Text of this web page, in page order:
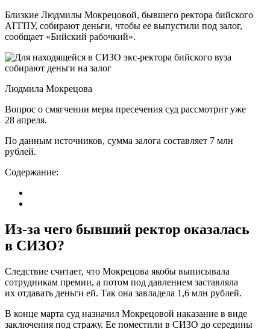
Близкие Людмилы Мокрецовой, бывшего ректора бийского
АГГПУ, собирают деньги, чтобы ее выпустили под залог,
сообщает «Бийский рабочкий».
Людмила Мокрецова
Вопрос о смягчении меры пресечения суд рассмотрит уже
28 апреля.
По данным источников, сумма залога составляет 7 млн
рублей.
Содержание:
Из-за чего бывший ректор оказалась
в СИЗО?
Следствие считает, что Мокрецова якобы выписывала
сотрудникам премии, а потом под давлением заставляла
их отдавать деньги ей. Так она завладела 1,6 млн рублей.
В конце марта суд назначил Мокрецовой наказание в виде
заключения под стражу. Ее поместили в СИЗО до середины